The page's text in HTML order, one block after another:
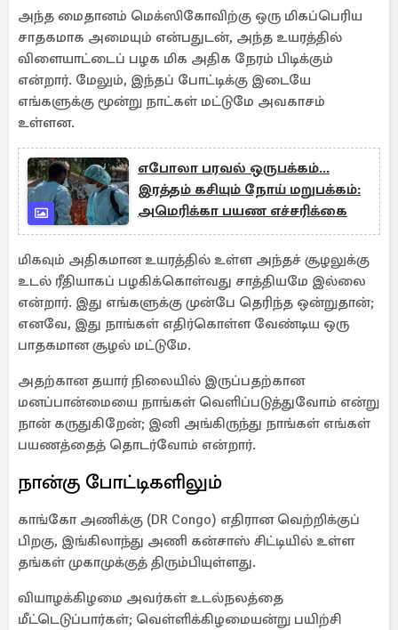
அந்த மைதானம் மெக்ஸிகோவிற்கு ஒரு மிகப்பெரிய
சாதகமாக அமையும் என்பதுடன், அந்த உயரத்தில்
விளையாட்டைப் பழக மிக அதிக நேரம் பிடிக்கும்
என்றார். மேலும், இந்தப் போட்டிக்கு இடையே
எங்களுக்கு மூன்று நாட்கள் மட்டுமே அவகாசம்
உள்ளன.
எபோலா பரவல் ஒருபக்கம்...
இரத்தம் கசியும் நோய் மறுபக்கம்:
அமெரிக்கா பயண எச்சரிக்கை
மிகவும் அதிகமான உயரத்தில் உள்ள அந்தச் சூழலுக்கு
உடல் ரீதியாகப் பழகிக்கொள்வது சாத்தியமே இல்லை
என்றார். இது எங்களுக்கு முன்பே தெரிந்த ஒன்றுதான்;
எனவே, இது நாங்கள் எதிர்கொள்ள வேண்டிய ஒரு
பாதகமான சூழல் மட்டுமே.
அதற்கான தயார் நிலையில் இருப்பதற்கான
மனப்பான்மையை நாங்கள் வெளிப்படுத்துவோம் என்று
நான் கருதுகிறேன்; இனி அங்கிருந்து நாங்கள் எங்கள்
பயணத்தைத் தொடர்வோம் என்றார்.
நான்கு போட்டிகளிலும்
காங்கோ அணிக்கு (DR Congo) எதிரான வெற்றிக்குப்
பிறகு, இங்கிலாந்து அணி கன்சாஸ் சிட்டியில் உள்ள
தங்கள் முகாமுக்குத் திரும்பியுள்ளது.
வியாழக்கிழமை அவர்கள் உடல்நலத்தை
மீட்டெடுப்பார்கள்; வெள்ளிக்கிழமையன்று பயிற்சி